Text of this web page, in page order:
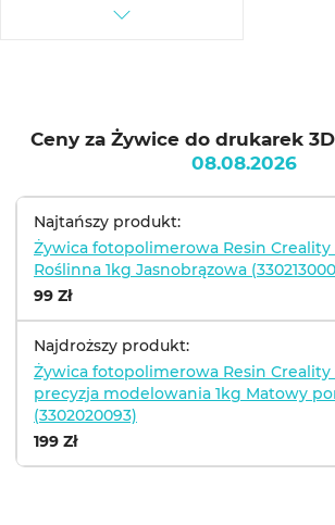
Ceny za Żywice do drukarek
08.08.2026
Najtańszy produkt:
Żywica fotopolimerowa Resin Creality
Roślinna 1kg Jasnobrązowa
99 Zł
Najdroższy produkt:
Żywica fotopolimerowa Resin Creality
precyzja modelowania 1kg Matowy
(3302020093)
199 Zł